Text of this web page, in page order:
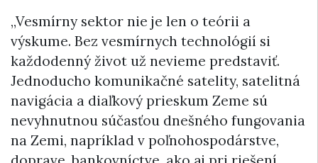
„Vesmírny sektor nie je len o teórii a
výskume. Bez vesmírnych technológií si
každodenný život už nevieme predstaviť.
Jednoducho komunikačné satelity, satelitná
navigácia a diaľkový prieskum Zeme sú
nevyhnutnou súčasťou dnešného fungovania
na Zemi, napríklad v poľnohospodárstve,